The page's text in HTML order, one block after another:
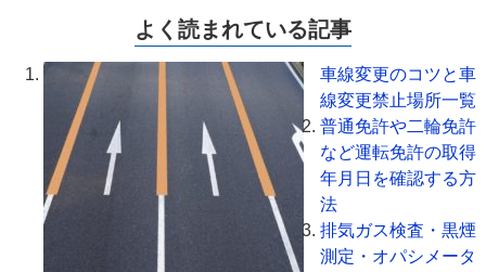
よく読まれている記事
車線変更のコツと車
線変更禁止場所一覧
普通免許や二輪免許
など運転免許の取得
年月日を確認する方
法
排気ガス検査・黒煙
測定・オパシメータ